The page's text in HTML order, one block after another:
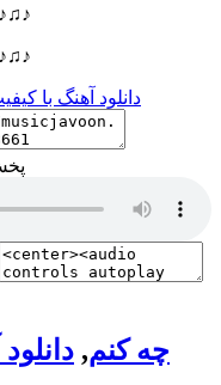
دانلود آهنگ با کیفیت
چه کنم,